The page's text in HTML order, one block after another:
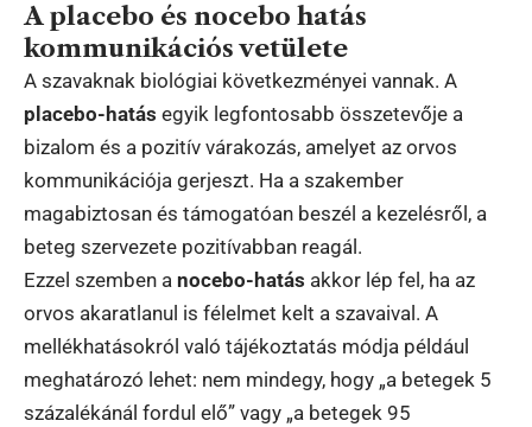
A placebo és nocebo hatás
kommunikációs vetülete
A szavaknak biológiai következményei vannak. A
placebo-hatás egyik legfontosabb összetevője a
bizalom és a pozitív várakozás, amelyet az orvos
kommunikációja gerjeszt. Ha a szakember
magabiztosan és támogatóan beszél a kezelésről, a
beteg szervezete pozitívabban reagál.
Ezzel szemben a nocebo-hatás akkor lép fel, ha az
orvos akaratlanul is félelmet kelt a szavaival. A
mellékhatásokról való tájékoztatás módja például
meghatározó lehet: nem mindegy, hogy „a betegek 5
százalékánál fordul elő” vagy „a betegek 95